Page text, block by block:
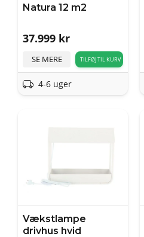
Natura 12 m2
37.999 kr
SE MERE TILFØJ TIL KURV
4-6 uger
Vækstlampe
drivhus hvid